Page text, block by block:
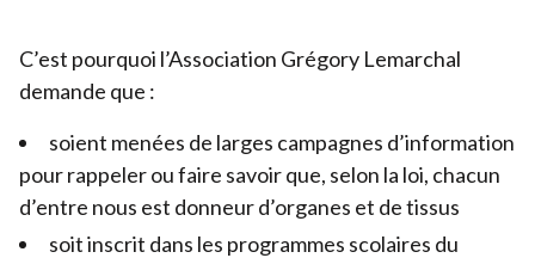
C’est pourquoi l’Association Grégory Lemarchal
demande que :
soient menées de larges campagnes d’information
pour rappeler ou faire savoir que, selon la loi, chacun
d’entre nous est donneur d’organes et de tissus
soit inscrit dans les programmes scolaires du